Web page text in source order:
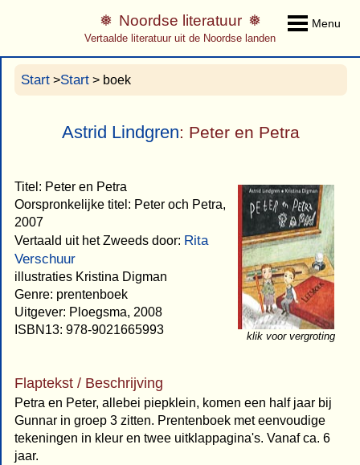
Menu
Noordse literatuur
Vertaalde literatuur uit de Noordse landen
Start >Start > boek
Astrid Lindgren: Peter en Petra
klik voor vergroting
Titel: Peter en Petra
Oorspronkelijke titel: Peter och Petra,
2007
Vertaald uit het Zweeds door: Rita
Verschuur
illustraties Kristina Digman
Genre: prentenboek
Uitgever: Ploegsma, 2008
ISBN13: 978-9021665993
Flaptekst / Beschrijving
Petra en Peter, allebei piepklein, komen een half jaar bij
Gunnar in groep 3 zitten. Prentenboek met eenvoudige
tekeningen in kleur en twee uitklappagina's. Vanaf ca. 6
jaar.